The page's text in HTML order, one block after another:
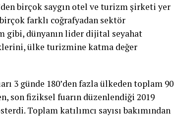
birçok saygın otel ve turizm şirketi yer
farklı coğrafyadan sektör
gibi, dünyanın lider dijital seyahat
ülke turizmine katma değer
3 günde 180’den fazla ülkeden toplam 90
son fiziksel fuarın düzenlendiği 2019
Toplam katılımcı sayısı bakımından